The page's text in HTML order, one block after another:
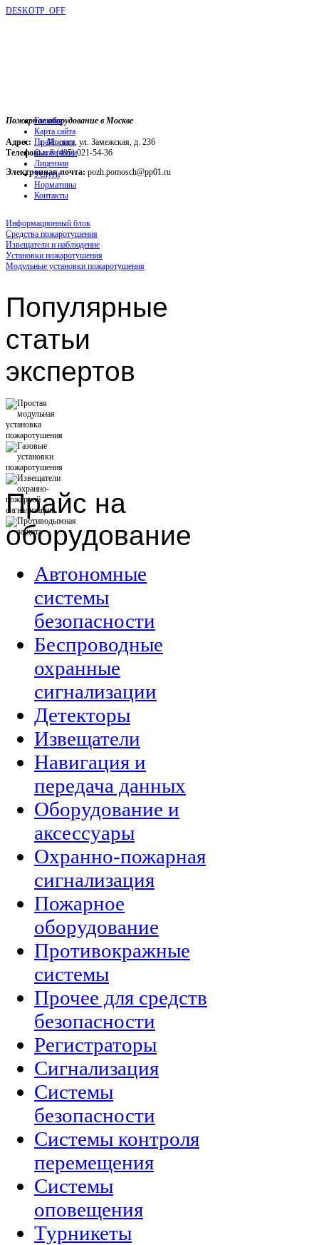
DESKOTP_OFF
Пожарное оборудование в Москве
Адрес: г. Москва, ул. Замежская, д. 236
Телефоны:8 (495) 021-54-36
Электронная почта: pozh.pomosch@pp01.ru
Главная
Карта сайта
Прайс-лист
О компании
Лицензии
Услуги
Нормативы
Контакты
Информационный блок
Средства пожаротушения
Извещатели и наблюдение
Установки пожаротушения
Модульные установки пожаротушения
Популярные
статьи
экспертов
Прайс на
оборудование
Автономные
системы
безопасности
Беспроводные
охранные
сигнализации
Детекторы
Извещатели
Навигация и
передача данных
Оборудование и
аксессуары
Охранно-пожарная
сигнализация
Пожарное
оборудование
Противокражные
системы
Прочее для средств
безопасности
Регистраторы
Сигнализация
Системы
безопасности
Системы контроля
перемещения
Системы
оповещения
Турникеты